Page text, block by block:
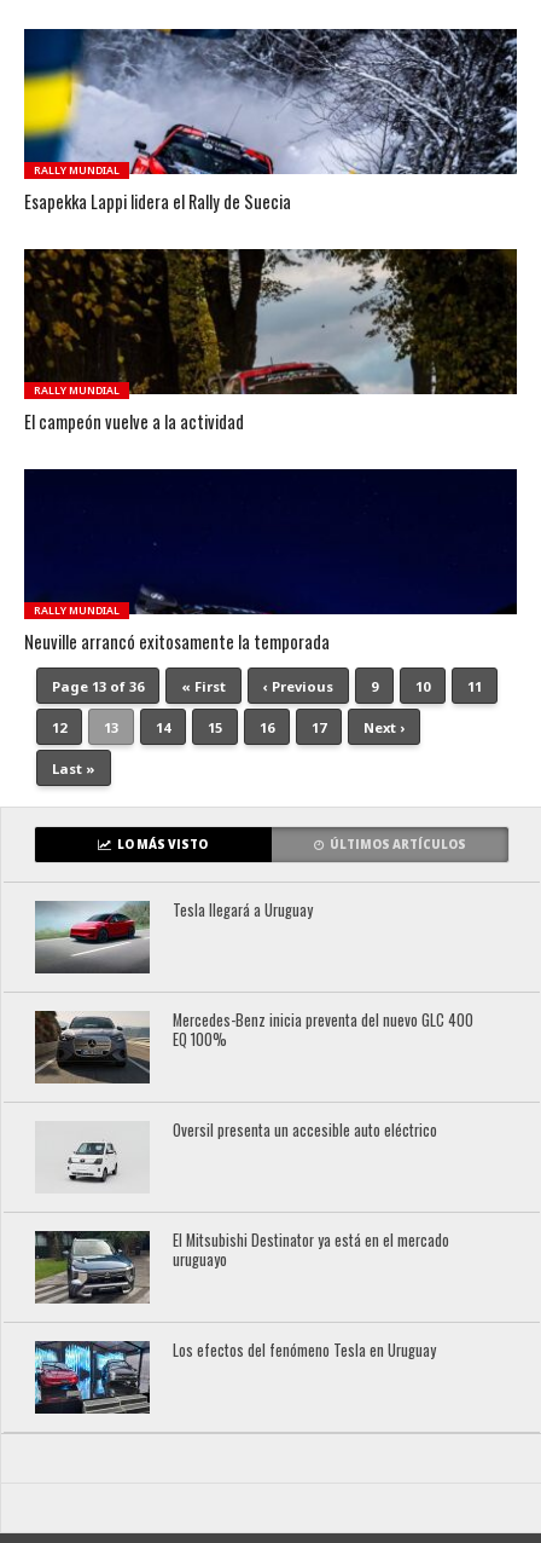
RALLY MUNDIAL
Esapekka Lappi lidera el Rally de Suecia
RALLY MUNDIAL
El campeón vuelve a la actividad
RALLY MUNDIAL
Neuville arrancó exitosamente la temporada
Page 13 of 36 « First ‹ Previous 9 10 11
12 13 14 15 16 17 Next ›
Last »
LO MÁS VISTO ÚLTIMOS ARTÍCULOS
Tesla llegará a Uruguay
Mercedes-Benz inicia preventa del nuevo GLC 400
EQ 100%
Oversil presenta un accesible auto eléctrico
El Mitsubishi Destinator ya está en el mercado
uruguayo
Los efectos del fenómeno Tesla en Uruguay